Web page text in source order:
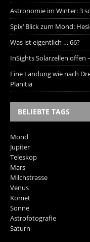
Astronomie im Winter: 3
Spix‘ Blick zum Mond:
Was ist eigentlich … 66?
InSights Solarzellen offen
Eine Landung wie nach
Planitia
BELIEBTE TAGS
Mond
Jupiter
Teleskop
Mars
Milchstrasse
Venus
Komet
Sonne
Astrofotografie
Saturn